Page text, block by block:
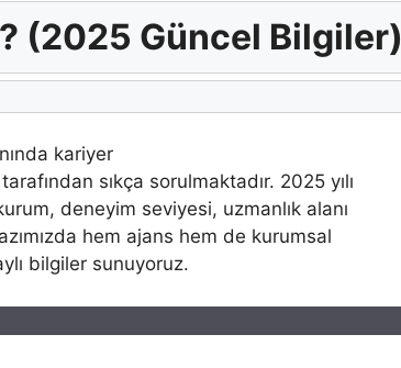
(2025 Güncel Bilgiler)
kariyer
sıkça sorulmaktadır. 2025 yılı
deneyim seviyesi, uzmanlık alanı
hem ajans hem de kurumsal
bilgiler sunuyoruz.